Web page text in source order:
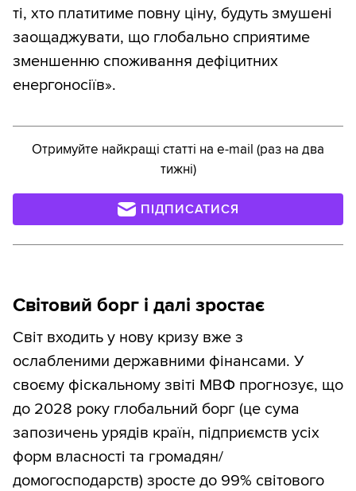
ті, хто платитиме повну ціну, будуть змушені
заощаджувати, що глобально сприятиме
зменшенню споживання дефіцитних
енергоносіїв».
Отримуйте найкращі статті на e-mail (раз на два
тижні)
ПІДПИСАТИСЯ
Світовий борг і далі зростає
Світ входить у нову кризу вже з
ослабленими державними фінансами. У
своєму фіскальному звіті МВФ прогнозує, що
до 2028 року глобальний борг (це сума
запозичень урядів країн, підприємств усіх
форм власності та громадян/
домогосподарств) зросте до 99% світового